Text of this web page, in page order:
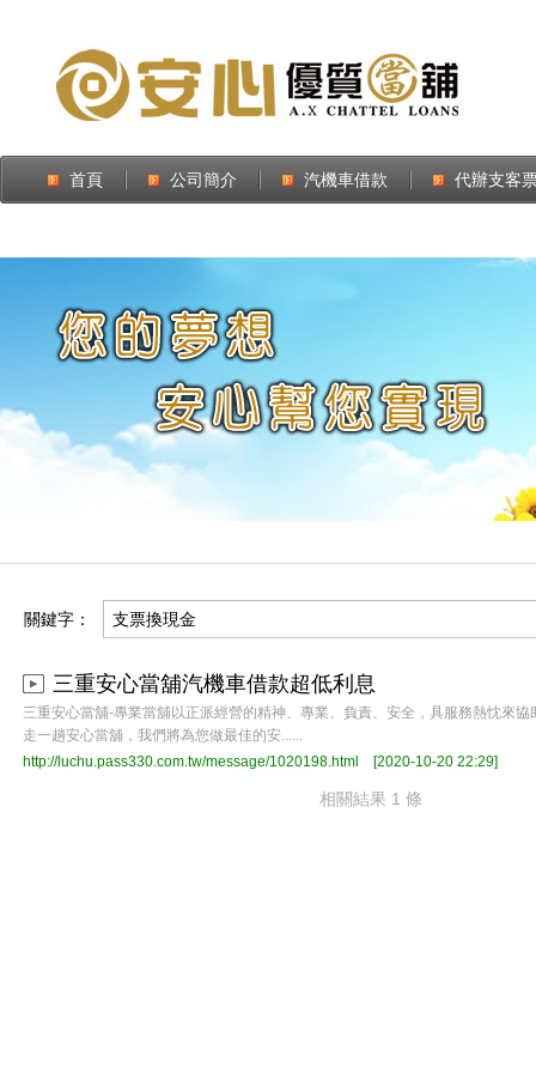
首頁 公司簡介 汽機車借款 代辦支客
關鍵字：
三重安心當舖汽機車借款超低利息
三重安心當舖-專業當舖以正派經營的精神、專業、負責、安全，具服務熱忱來
走一趟安心當舖，我們將為您做最佳的安......
http://luchu.pass330.com.tw/message/1020198.html
[2020-10-20 22:29]
相關結果 1 條